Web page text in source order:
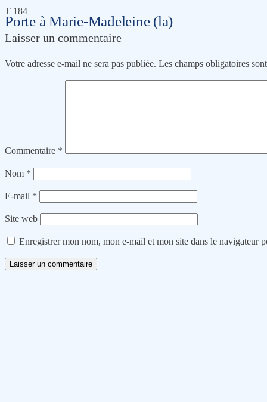
Porte à Marie-Madeleine (la)
T 184
Laisser un commentaire
Votre adresse e-mail ne sera pas publiée. Les champs obligatoires
Commentaire *
Nom *
E-mail *
Site web
Enregistrer mon nom, mon e-mail et mon site dans le navigateur